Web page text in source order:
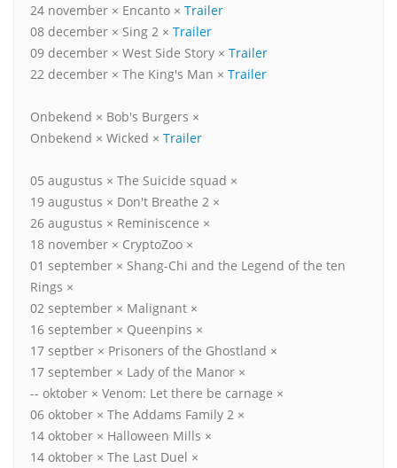
24 november × Encanto × Trailer
08 december × Sing 2 × Trailer
09 december × West Side Story × Trailer
22 december × The King's Man × Trailer
Onbekend × Bob's Burgers ×
Onbekend × Wicked × Trailer
05 augustus × The Suicide squad ×
19 augustus × Don't Breathe 2 ×
26 augustus × Reminiscence ×
18 november × CryptoZoo ×
01 september × Shang-Chi and the Legend of the ten
Rings ×
02 september × Malignant ×
16 september × Queenpins ×
17 septber × Prisoners of the Ghostland ×
17 september × Lady of the Manor ×
-- oktober × Venom: Let there be carnage ×
06 oktober × The Addams Family 2 ×
14 oktober × Halloween Mills ×
14 oktober × The Last Duel ×